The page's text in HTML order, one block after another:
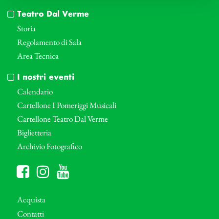
Teatro Dal Verme
Storia
Regolamento di Sala
Area Tecnica
I nostri eventi
Calendario
Cartellone I Pomeriggi Musicali
Cartellone Teatro Dal Verme
Biglietteria
Archivio Fotografico
Acquista
Contatti